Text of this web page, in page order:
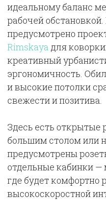
идеальному баланс
рабочей
предусмотрено
Rimskaya для
креативный
эргономичность.
и высокие потолки
свежести и позитива.
Здесь есть открытые
большим столом или
предусмотрены
отдельные кабинки
где будет комфортно
высокоскоростной